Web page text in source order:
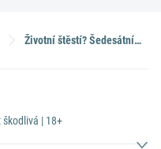
Životní štěstí? Šedesátník vyhrál v loterii už podruhé, Sportka mu tentokrát nadělila 1,5 milionu
| 18+